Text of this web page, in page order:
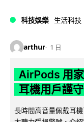
科技娛樂 生活科技
arthur 1 日
AirPods 用
耳機用戶謹
長時間高音量佩戴耳